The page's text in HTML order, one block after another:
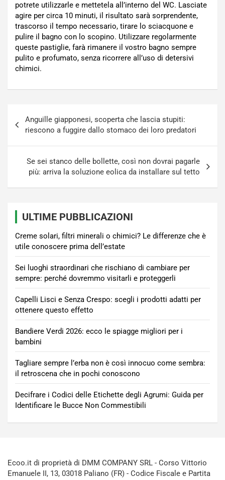
potrete utilizzarle e mettetela all’interno del WC. Lasciate
agire per circa 10 minuti, il risultato sarà sorprendente,
trascorso il tempo necessario, tirare lo sciacquone e
pulire il bagno con lo scopino. Utilizzare regolarmente
queste pastiglie, farà rimanere il vostro bagno sempre
pulito e profumato, senza ricorrere all’uso di detersivi
chimici.
articoli
Anguille giapponesi, scoperta che lascia stupiti:
riescono a fuggire dallo stomaco dei loro predatori
Se sei stanco delle bollette, così non dovrai pagarle
più: arriva la soluzione eolica da installare sul tetto
ULTIME PUBBLICAZIONI
Creme solari, filtri minerali o chimici? Le differenze che è
utile conoscere prima dell’estate
Sei luoghi straordinari che rischiano di cambiare per
sempre: perché dovremmo visitarli e proteggerli
Capelli Lisci e Senza Crespo: scegli i prodotti adatti per
ottenere questo effetto
Bandiere Verdi 2026: ecco le spiagge migliori per i
bambini
Tagliare sempre l’erba non è così innocuo come sembra:
il retroscena che in pochi conoscono
Decifrare i Codici delle Etichette degli Agrumi: Guida per
Identificare le Bucce Non Commestibili
Ecoo.it di proprietà di DMM COMPANY SRL - Corso Vittorio
Emanuele II, 13, 03018 Paliano (FR) - Codice Fiscale e Partita